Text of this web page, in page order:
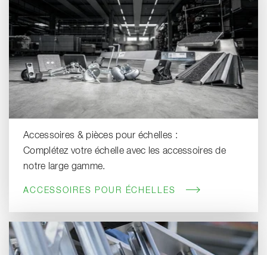
Accessoires & pièces pour échelles :
Complétez votre échelle avec les accessoires de
notre large gamme.
ACCESSOIRES POUR ÉCHELLES